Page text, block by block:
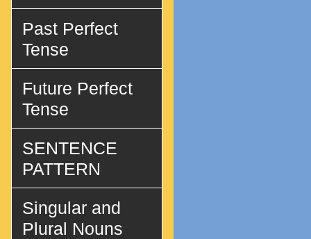
Past Perfect
Tense
Future Perfect
Tense
SENTENCE
PATTERN
Singular and
Plural Nouns